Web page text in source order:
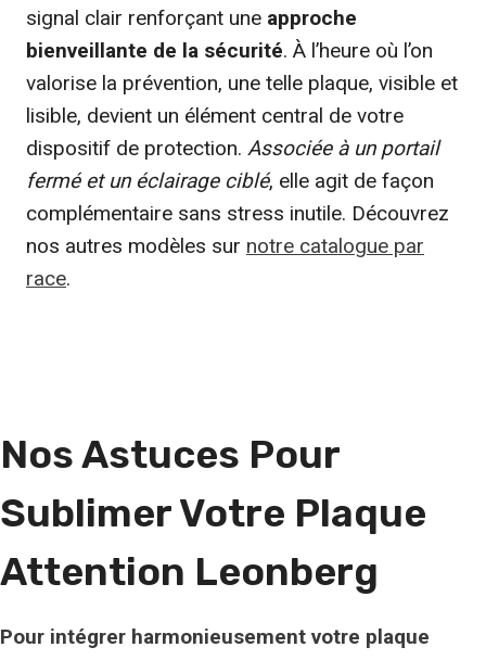
signal clair renforçant une approche
bienveillante de la sécurité. À l’heure où l’on
valorise la prévention, une telle plaque, visible et
lisible, devient un élément central de votre
dispositif de protection. Associée à un portail
fermé et un éclairage ciblé, elle agit de façon
complémentaire sans stress inutile. Découvrez
nos autres modèles sur notre catalogue par
race.
Nos Astuces Pour
Sublimer Votre Plaque
Attention Leonberg
Pour intégrer harmonieusement votre plaque